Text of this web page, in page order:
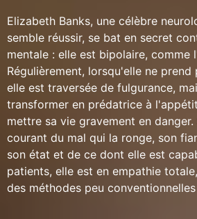
Elizabeth Banks, une célèbre
semble réussir, se bat en secret
mentale : elle est bipolaire, comme
Régulièrement, lorsqu'elle ne prend
elle est traversée de fulgurance,
transformer en prédatrice à
mettre sa vie gravement en
courant du mal qui la ronge, son
son état et de ce dont elle est
patients, elle est en empathie
des méthodes peu